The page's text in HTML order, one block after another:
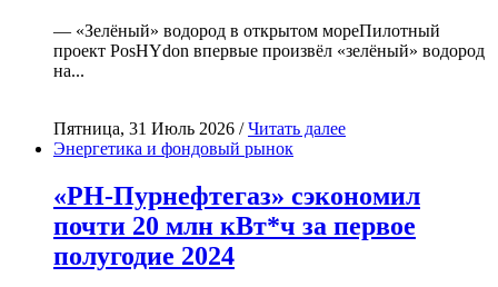
— «Зелёный» водород в открытом мореПилотный
проект PosHYdon впервые произвёл «зелёный» водород
на...
Пятница, 31 Июль 2026 /Читать далее
Энергетика и фондовый рынок
«РН-Пурнефтегаз» сэкономил
почти 20 млн кВт*ч за первое
полугодие 2024